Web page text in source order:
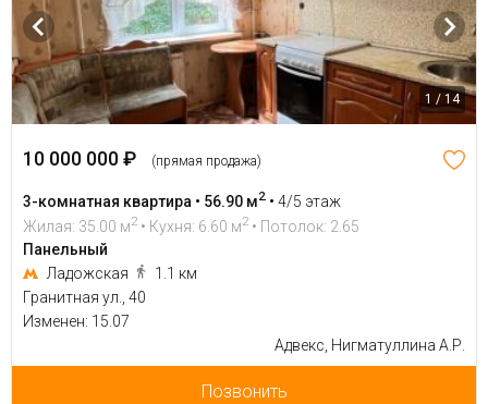
1 / 14
10 000 000 ₽ (прямая продажа)
3-комнатная квартира • 56.90 м2 • 4/5 этаж
Жилая: 35.00 м2 • Кухня: 6.60 м2 • Потолок: 2.65
Панельный
Ладожская
1.1 км
Гранитная ул., 40
Изменен: 15.07
Адвекс, Нигматуллина А.Р.
Позвонить